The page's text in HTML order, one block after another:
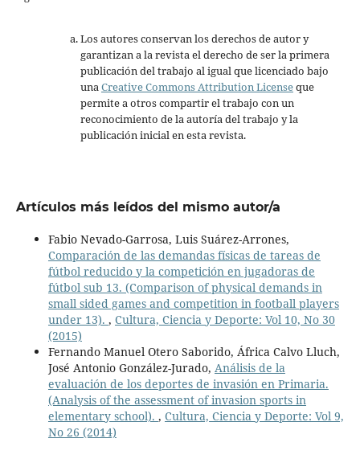
Los autores conservan los derechos de autor y
garantizan a la revista el derecho de ser la primera
publicación del trabajo al igual que licenciado bajo
unaCreative Commons Attribution Licenseque
permite a otros compartir el trabajo con un
reconocimiento de la autoría del trabajo y la
publicación inicial en esta revista.
Artículos más leídos del mismo autor/a
Fabio Nevado-Garrosa, Luis Suárez-Arrones,
Comparación de las demandas físicas de tareas de
fútbol reducido y la competición en jugadoras de
fútbol sub 13. (Comparison of physical demands in
small sided games and competition in football players
under 13). , Cultura, Ciencia y Deporte: Vol 10, No 30
(2015)
Fernando Manuel Otero Saborido, África Calvo Lluch,
José Antonio González-Jurado, Análisis de la
evaluación de los deportes de invasión en Primaria.
(Analysis of the assessment of invasion sports in
elementary school). , Cultura, Ciencia y Deporte: Vol 9,
No 26 (2014)